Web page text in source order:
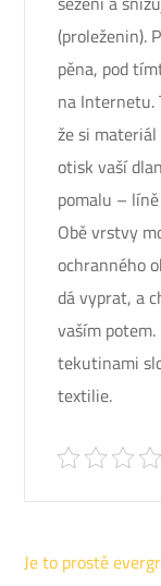
(proleženin).
pěna, pod
na Internetu.
že si
otisk vaší
pomalu –
Obě vrstvy
ochranného
dá vyprat, a
vaším
tekutinami
textilie.
Navigace
Je to prostě